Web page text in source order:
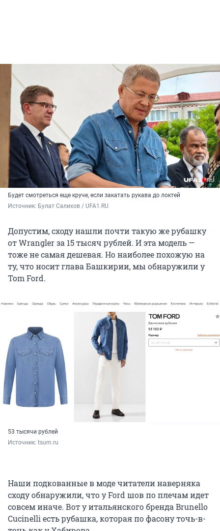
Будет смотреться еще круче, если закатать рукава до локтей
Источник: Булат Салихов / UFA1.RU
Допустим, сходу нашли почти такую же рубашку
от Wrangler за 15 тысяч рублей. И эта модель —
тоже не самая дешевая. Но наиболее похожую на
ту, что носит глава Башкирии, мы обнаружили у
Tom Ford.
53 тысячи рублей
Источник: tsum.ru
Наши подкованные в моде читатели наверняка
сходу обнаружили, что у Ford шов по плечам идет
совсем иначе. Вот у итальянского бренда Brunello
Cucinelli есть рубашка, которая по фасону точь-в-